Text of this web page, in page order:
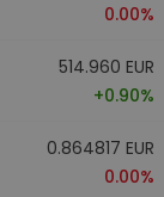
0.00%
514.960 EUR
+0.90%
0.864817 EUR
0.00%